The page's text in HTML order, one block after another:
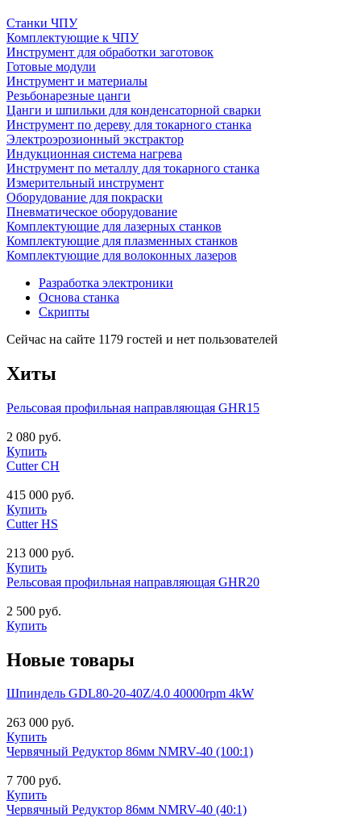
Станки ЧПУ
Комплектующие к ЧПУ
Инструмент для обработки заготовок
Готовые модули
Инструмент и материалы
Резьбонарезные цанги
Цанги и шпильки для конденсаторной сварки
Инструмент по дереву для токарного станка
Электроэрозионный экстрактор
Индукционная система нагрева
Инструмент по металлу для токарного станка
Измерительный инструмент
Оборудование для покраски
Пневматическое оборудование
Комплектующие для лазерных станков
Комплектующие для плазменных станков
Комплектующие для волоконных лазеров
Разработка электроники
Основа станка
Скрипты
Сейчас на сайте 1179 гостей и нет пользователей
Хиты
Рельсовая профильная направляющая GHR15
2 080 руб.
Купить
Cutter CH
415 000 руб.
Купить
Cutter HS
213 000 руб.
Купить
Рельсовая профильная направляющая GHR20
2 500 руб.
Купить
Новые товары
Шпиндель GDL80-20-40Z/4.0 40000rpm 4kW
263 000 руб.
Купить
Червячный Редуктор 86мм NMRV-40 (100:1)
7 700 руб.
Купить
Червячный Редуктор 86мм NMRV-40 (40:1)